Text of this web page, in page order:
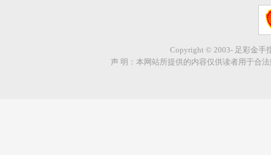
Copyright © 2003- 足彩金手
声 明：本网站所提供的内容仅供读者用于合